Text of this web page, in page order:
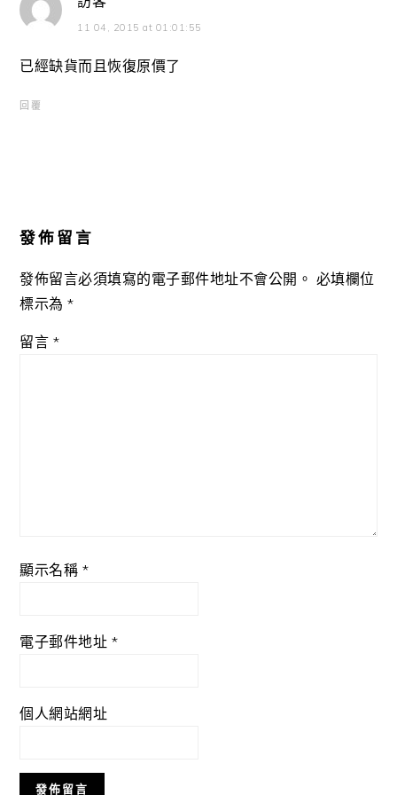
11 04, 2015 at 01:01:55
已經缺貨而且恢復原價了
回覆
發佈留言
發佈留言必須填寫的電子郵件地址不會公開。 必填欄位
標示為*
留言 *
顯示名稱 *
電子郵件地址 *
個人網站網址